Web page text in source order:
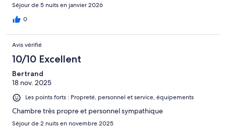
Séjour de 5 nuits en janvier 2026
0
Avis vérifié
10/10 Excellent
Bertrand
18 nov. 2025
Les points forts : Propreté, personnel et service, équipements
Chambre très propre et personnel sympathique
Séjour de 2 nuits en novembre 2025